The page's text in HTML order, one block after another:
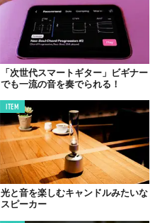
「次世代スマートギター」ビギナー
でも一流の音を奏でられる！
ITEM
光と音を楽しむキャンドルみたいな
スピーカー